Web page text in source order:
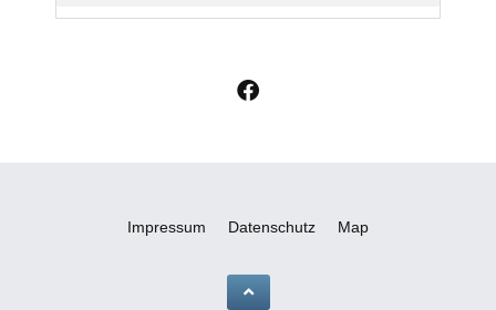
F
a
o
k
Impressum Datenschutz Map